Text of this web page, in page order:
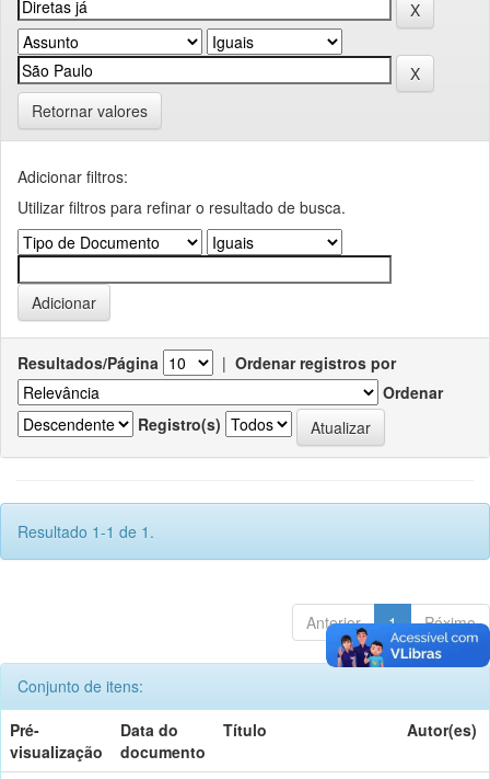
Retornar valores
Adicionar filtros:
Utilizar filtros para refinar o resultado de busca.
Resultados/Página | Ordenar registros por
Ordenar
Registro(s)
Resultado 1-1 de 1.
Anterior 1 Póximo
Conjunto de itens:
Pré-
visualização
Data do
documento
Título Autor(es)